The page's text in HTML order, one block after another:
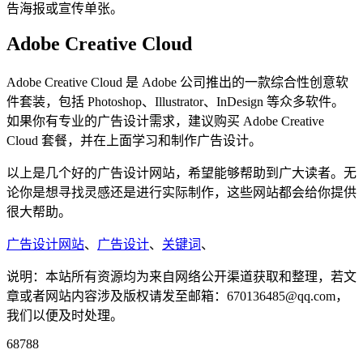
告海报或宣传单张。
Adobe Creative Cloud
Adobe Creative Cloud 是 Adobe 公司推出的一款综合性创意软
件套装，包括 Photoshop、Illustrator、InDesign 等众多软件。
如果你有专业的广告设计需求，建议购买 Adobe Creative
Cloud 套餐，并在上面学习和制作广告设计。
以上是几个好的广告设计网站，希望能够帮助到广大读者。无
论你是想寻找灵感还是进行实际制作，这些网站都会给你提供
很大帮助。
广告设计网站、 广告设计、 关键词 、
说明：本站所有资源均为来自网络公开渠道获取和整理，若文
章或者网站内容涉及版权请发至邮箱：670136485@qq.com，
我们以便及时处理。
68788